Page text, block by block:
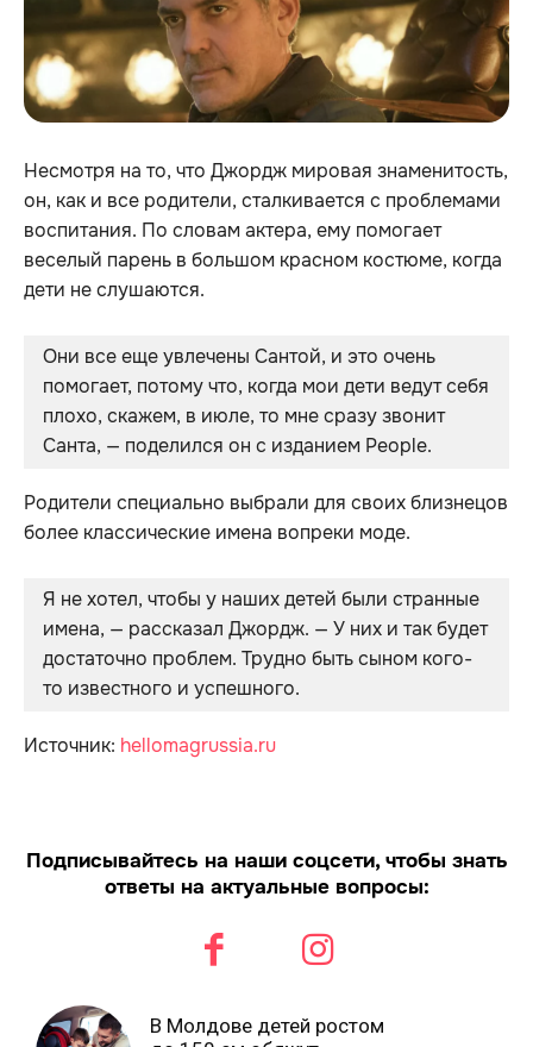
Несмотря на то, что Джордж мировая знаменитость,
он, как и все родители, сталкивается с проблемами
воспитания. По словам актера, ему помогает
веселый парень в большом красном костюме, когда
дети не слушаются.
Они все еще увлечены Сантой, и это очень
помогает, потому что, когда мои дети ведут себя
плохо, скажем, в июле, то мне сразу звонит
Санта, — поделился он с изданием People.
Родители специально выбрали для своих близнецов
более классические имена вопреки моде.
Я не хотел, чтобы у наших детей были странные
имена, — рассказал Джордж. — У них и так будет
достаточно проблем. Трудно быть сыном кого-
то известного и успешного.
Источник: hellomagrussia.ru
Подписывайтесь на наши соцсети, чтобы знать
ответы на актуальные вопросы:
В Молдове детей ростом